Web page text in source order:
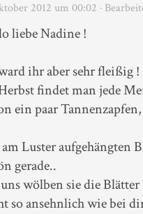
2012 um 00:02 ·
liebe Nadine !
ihr aber sehr fleißig !
findet man jede
ein paar
Luster aufgehängten
gerade..
wölben sie die
so ansehnlich wie bei